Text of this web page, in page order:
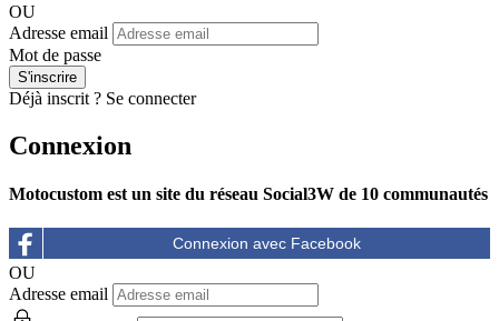
OU
Adresse email
Mot de passe
Déjà inscrit ? Se connecter
Connexion
Motocustom est un site du réseau Social3W de 10 communautés
OU
Adresse email